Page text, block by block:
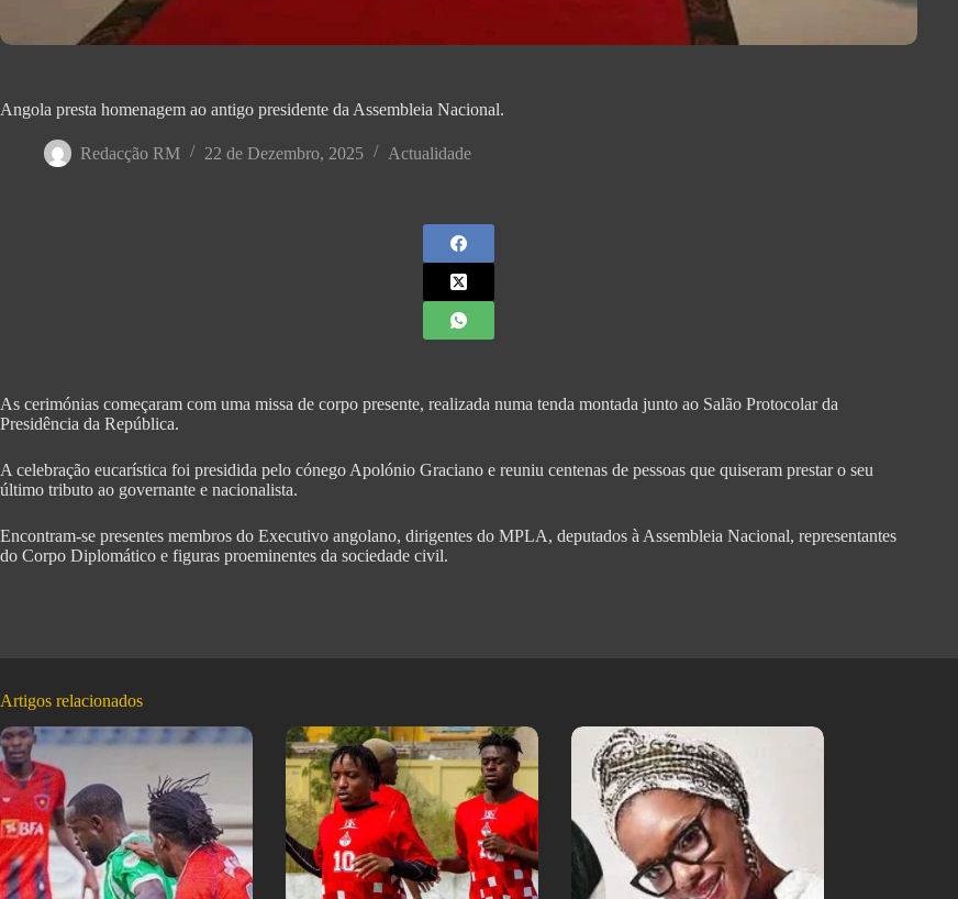
Angola presta homenagem ao antigo presidente da Assembleia Nacional.
Redacção RM 22 de Dezembro, 2025 Actualidade
As cerimónias começaram com uma missa de corpo presente, realizada numa tenda montada junto ao Salão Protocolar da
Presidência da República.
A celebração eucarística foi presidida pelo cónego Apolónio Graciano e reuniu centenas de pessoas que quiseram prestar o seu
último tributo ao governante e nacionalista.
Encontram-se presentes membros do Executivo angolano, dirigentes do MPLA, deputados à Assembleia Nacional, representantes
do Corpo Diplomático e figuras proeminentes da sociedade civil.
Artigos relacionados